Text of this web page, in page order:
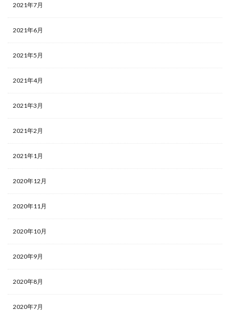
2021年7月
2021年6月
2021年5月
2021年4月
2021年3月
2021年2月
2021年1月
2020年12月
2020年11月
2020年10月
2020年9月
2020年8月
2020年7月